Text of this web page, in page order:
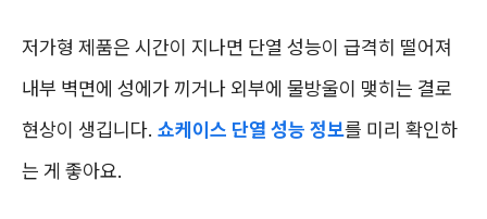
저가형 제품은 시간이 지나면 단열 성능이 급격히 떨어져
내부 벽면에 성에가 끼거나 외부에 물방울이 맺히는 결로
현상이 생깁니다. 쇼케이스 단열 성능 정보를 미리 확인하
는 게 좋아요.